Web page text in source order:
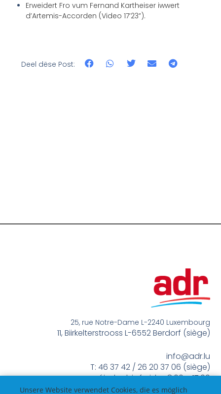
Erweidert Fro vum Fernand Kartheiser iwwert
d’Artemis-Accorden (Video 17’23”).
Deel dëse Post:
25, rue Notre-Dame L-2240 Luxembourg
11, Biirkelterstrooss L-6552 Berdorf (siège)
info@adr.lu
T: 46 37 42 / 26 20 37 06 (siège)
méindes bis freides 8:00 – 17:00
Unsere Website verwendet Cookies, die es möglich